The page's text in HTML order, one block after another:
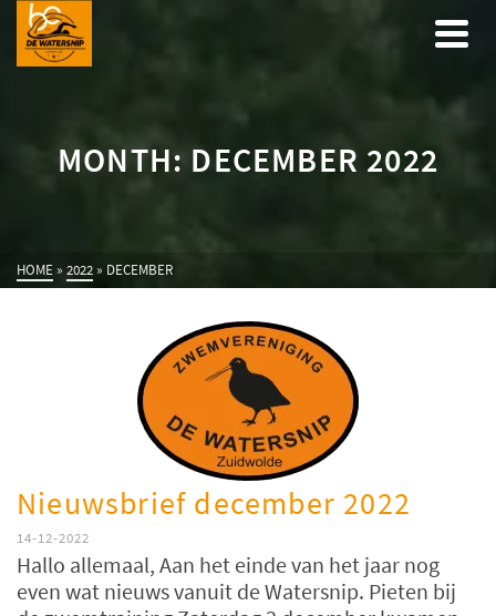
MONTH: DECEMBER 2022
HOME » 2022» DECEMBER
Nieuwsbrief december 2022
14-12-2022
Hallo allemaal, Aan het einde van het jaar nog
even wat nieuws vanuit de Watersnip. Pieten bij